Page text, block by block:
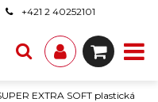
+421 2 40252101
EXTRA SOFT plastická